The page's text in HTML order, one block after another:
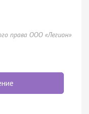
права ООО «Легион»